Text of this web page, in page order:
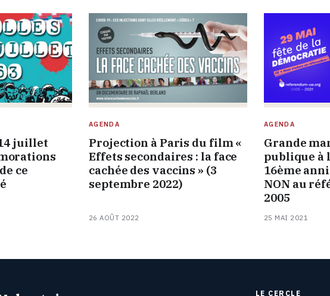
juillet
ce
AGENDA
Projection à Paris du film «
Effets secondaires : la face
cachée des vaccins » (3
septembre 2022)
26 AOÛT 2022
AGENDA
Grande
publique à
16ème
NON au
2005
25 MAI 2021
LE CERCLE